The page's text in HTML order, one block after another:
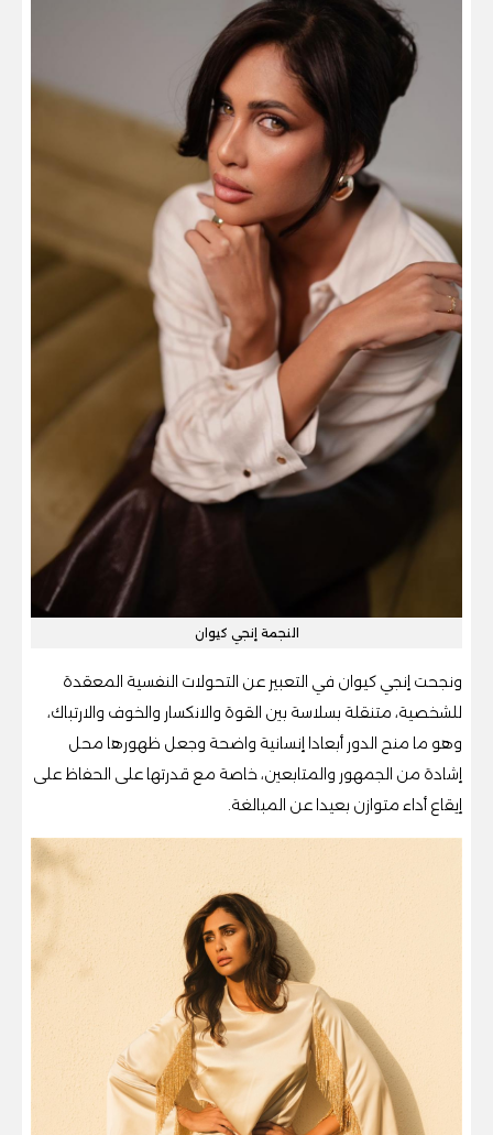
النجمة إنجي كيوان
ونجحت إنجي كيوان في التعبير عن التحولات النفسية المعقدة
للشخصية، متنقلة بسلاسة بين القوة والانكسار والخوف والارتباك،
وهو ما منح الدور أبعادا إنسانية واضحة وجعل ظهورها محل
إشادة من الجمهور والمتابعين، خاصة مع قدرتها على الحفاظ على
إيقاع أداء متوازن بعيدا عن المبالغة.